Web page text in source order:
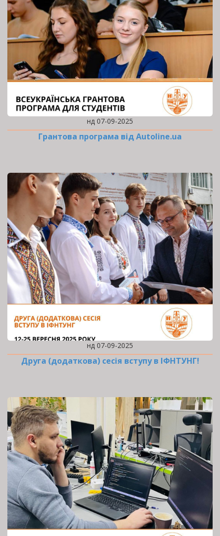
нд 07-09-2025
Грантова програма від Autoline.ua
нд 07-09-2025
Друга (додаткова) сесія вступу в ІФНТУНГ!